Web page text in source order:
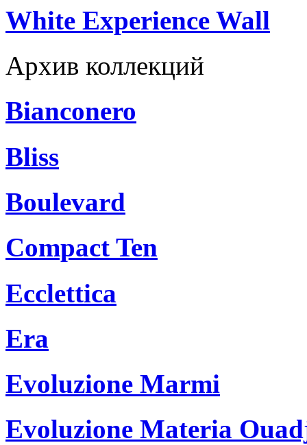
White Experience Wall
Архив коллекций
Bianconero
Bliss
Boulevard
Compact Ten
Ecclettica
Era
Evoluzione Marmi
Evoluzione Materia